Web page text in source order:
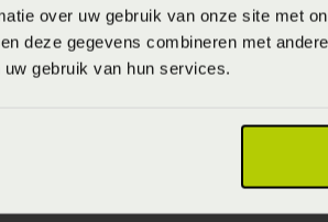
over uw gebruik van onze site met
deze gegevens combineren met
gebruik van hun services.
kleuren) 60°C (lichte kleuren) of 90°C (wit)